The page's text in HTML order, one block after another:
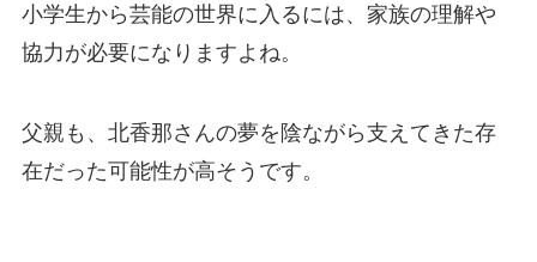
小学生から芸能の世界に入るには、家族の理解や
協力が必要になりますよね。
父親も、北香那さんの夢を陰ながら支えてきた存
在だった可能性が高そうです。